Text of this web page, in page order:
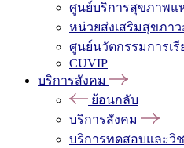
ศูนย์บริการสุขภาพแ
หน่วยส่งเสริมสุขภา
ศูนย์นวัตกรรมการเรี
CUVIP
บริการสังคม
ย้อนกลับ
บริการสังคม
บริการทดสอบและวิ